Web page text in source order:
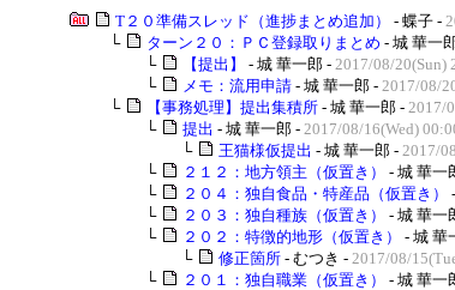
T２０準備スレッド（進捗まとめ追加） - 蝶子 -
└
ターン２０：ＰＣ登録取りまとめ - 城 華一
└
【提出】 - 城 華一郎 - 2017/08/20(Sun)
└
メモ：流用申請 - 城 華一郎 - 2017/08/
└
【事務処理】提出集積所 - 城 華一郎 - 2017/
└
提出 - 城 華一郎 - 2017/08/16(Wed)
└
王猫様仮提出 - 城 華一郎 - 2017/
└
２１２：地方領主（仮置き） - 城 華一
└
２０４：独自食品・特産品（仮置き）
└
２０３：独自種族（仮置き） - 城 華一
└
２０２：特徴的地形（仮置き） - 城 華
└
修正箇所 - むつき - 2017/08/
└
２０１：独自職業（仮置き） - 城 華一